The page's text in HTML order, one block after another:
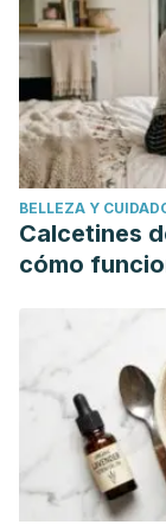
BELLEZA Y
Calcetines
cómo